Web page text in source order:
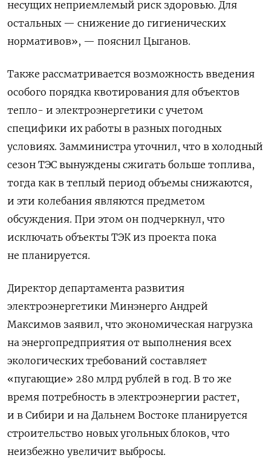
несущих неприемлемый риск здоровью. Для
остальных — снижение до гигиенических
нормативов», — пояснил Цыганов.
Также рассматривается возможность введения
особого порядка квотирования для объектов
тепло- и электроэнергетики с учетом
специфики их работы в разных погодных
условиях. Замминистра уточнил, что в холодный
сезон ТЭС вынуждены сжигать больше топлива,
тогда как в теплый период объемы снижаются,
и эти колебания являются предметом
обсуждения. При этом он подчеркнул, что
исключать объекты ТЭК из проекта пока
не планируется.
Директор департамента развития
электроэнергетики Минэнерго Андрей
Максимов заявил, что экономическая нагрузка
на энергопредприятия от выполнения всех
экологических требований составляет
«пугающие» 280 млрд рублей в год. В то же
время потребность в электроэнергии растет,
и в Сибири и на Дальнем Востоке планируется
строительство новых угольных блоков, что
неизбежно увеличит выбросы.